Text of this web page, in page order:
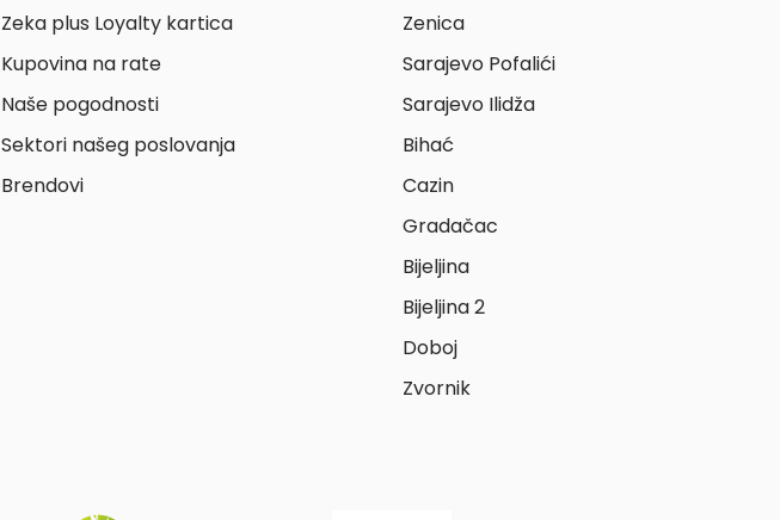
Zeka plus Loyalty kartica
Kupovina na rate
Naše pogodnosti
Sektori našeg poslovanja
Brendovi
Zenica
Sarajevo Pofalići
Sarajevo Ilidža
Bihać
Cazin
Gradačac
Bijeljina
Bijeljina 2
Doboj
Zvornik